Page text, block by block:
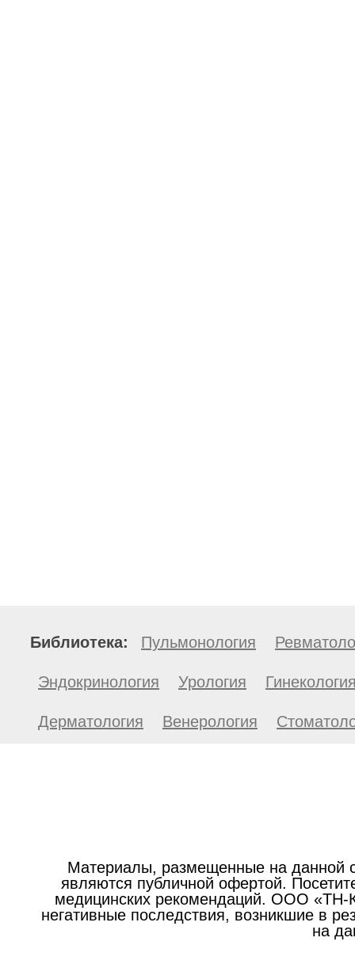
Библиотека: Пульмонология
Эндокринология Урология
Дерматология Венерология
Материалы, размещенные на данной
являются публичной офертой.
медицинских рекомендаций. ООО «ТН-
негативные последствия, возникшие в
на